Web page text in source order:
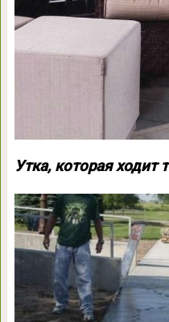
Утка, которая ходит